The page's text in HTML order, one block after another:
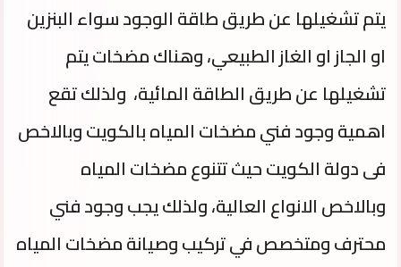
يتم تشغيلها عن طريق طاقة الوجود سواء البنزين
او الجاز او الغاز الطبيعي، وهناك مضخات يتم
تشغيلها عن طريق الطاقة المائية، ولذلك تقع
اهمية وجود فني مضخات المياه بالكويت وبالاخص
فى دولة الكويت حيث تتنوع مضخات المياه
وبالاخص الانواع العالية، ولذلك يجب وجود فني
محترف ومتخصص في تركيب وصيانة مضخات المياه